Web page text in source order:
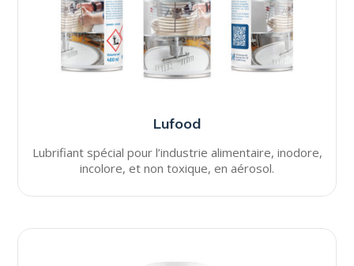
Lufood
Lubrifiant spécial pour l’industrie alimentaire, inodore,
incolore, et non toxique, en aérosol.